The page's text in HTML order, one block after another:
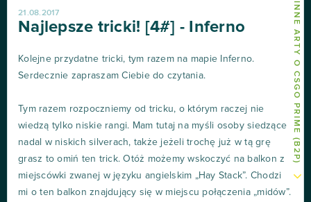
INNE ARTY O CSGO PRIME (B2P)
21.08.2017
Najlepsze tricki! [4#] - Inferno
Kolejne przydatne tricki, tym razem na mapie Inferno.
Serdecznie zapraszam Ciebie do czytania.
Tym razem rozpoczniemy od tricku, o którym raczej nie
wiedzą tylko niskie rangi. Mam tutaj na myśli osoby siedzące
nadal w niskich silverach, także jeżeli trochę już w tą grę
grasz to omiń ten trick. Otóż możemy wskoczyć na balkon z
miejscówki zwanej w języku angielskim „Hay Stack”. Chodzi
mi o ten balkon znajdujący się w miejscu połączenia „midów”.